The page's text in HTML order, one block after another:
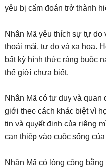
yêu bị cấm đoán trở thành
Nhân Mã yêu thích sự tự do
thoải mái, tự do và xa hoa.
bất kỳ hình thức ràng buộc
thế giới chưa biết.
Nhân Mã có tư duy và quan
giới theo cách khác biệt vì
tin và quyết định của riêng
can thiệp vào cuộc sống của
Nhân Mã có lòng công